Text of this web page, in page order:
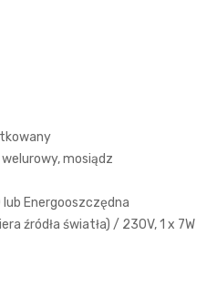
mosiądz
lub Energooszczędna
źródła światła) / 230V, 1 x 7W